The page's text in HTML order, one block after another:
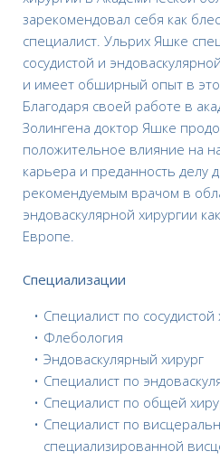
зарекомендовал себя как
специалист. Ульрих Яшке
сосудистой и
и имеет обширный опыт в
Благодаря своей работе в
Золингена доктор Яшке
положительное влияние на
карьера и преданность делу
рекомендуемым врачом в
эндоваскулярной хирургии
Европе.
Специализации
Специалист по сосудистой
Флебология
Эндоваскулярный хирург
Специалист по
Специалист по общей
Специалист по
специализированной